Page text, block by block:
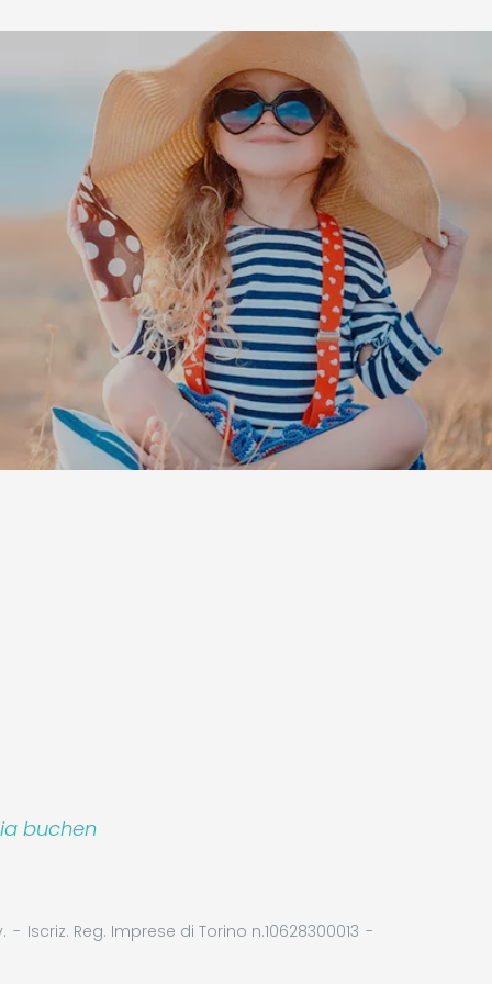
buchen
Iscriz. Reg. Imprese di Torino n.10628300013